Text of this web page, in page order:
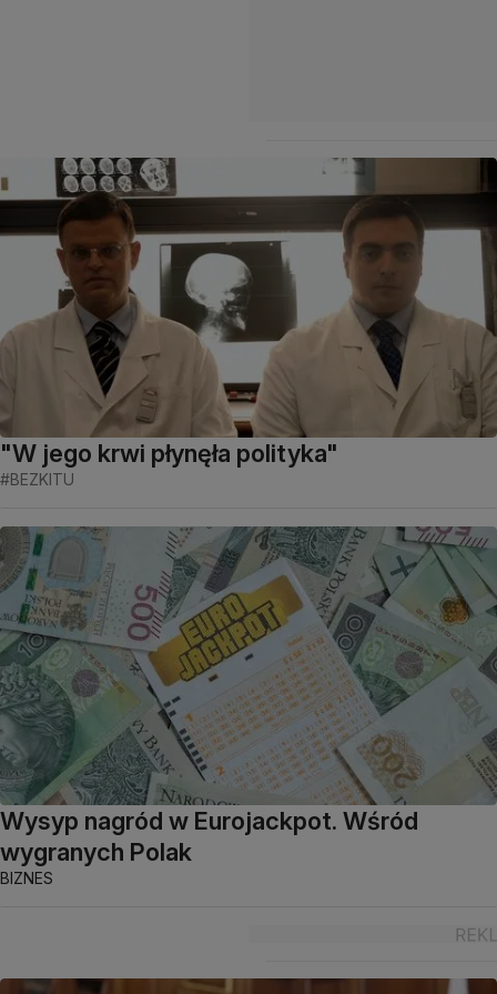
"W jego krwi płynęła polityka"
#BEZKITU
Wysyp nagród w Eurojackpot. Wśród
wygranych Polak
BIZNES